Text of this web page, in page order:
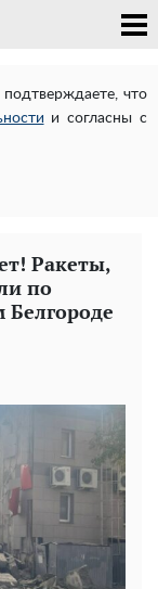
что
и согласны с
Ракеты,
по
Белгороде